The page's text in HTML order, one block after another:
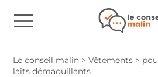
Le conseil malin >Vêtements >
laits démaquillants